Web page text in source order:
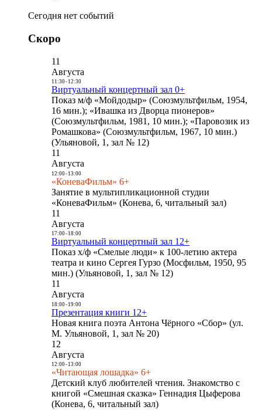
Сегодня нет событий
Скоро
11
Августа
11:30- 12:30
Виртуальный концертный зал 0+
Показ м/ф «Мойдодыр» (Союзмультфильм, 1954,
16 мин.); «Ивашка из Дворца пионеров»
(Союзмультфильм, 1981, 10 мин.); «Паровозик из
Ромашкова» (Союзмультфильм, 1967, 10 мин.)
(Ульяновой, 1, зал № 12)
11
Августа
12:00- 13:00
«КоневаФильм» 6+
Занятие в мультипликационной студии
«КоневаФильм» (Конева, 6, читальный зал)
11
Августа
17:00- 18:00
Виртуальный концертный зал 12+
Показ х/ф «Смелые люди» к 100-летию актера
театра и кино Сергея Гурзо (Мосфильм, 1950, 95
мин.) (Ульяновой, 1, зал № 12)
11
Августа
18:00- 19:00
Презентация книги 12+
Новая книга поэта Антона Чёрного «Сбор» (ул.
М. Ульяновой, 1, зал № 20)
12
Августа
12:00- 13:00
«Читающая лошадка» 6+
Детский клуб любителей чтения. Знакомство с
книгой «Смешная сказка» Геннадия Цыферова
(Конева, 6, читальный зал)